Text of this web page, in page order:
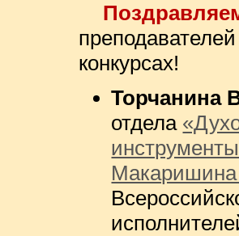
конкурсах!
Торчанина
отдела